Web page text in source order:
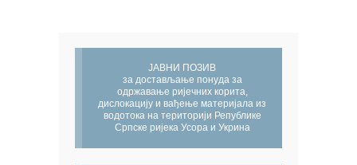
ЈАВНИ ПОЗИВ
за достављање понуда за
одржавање ријечних корита,
дислокацију и вађење материјала из
водотока на територији Републике
Српске ријека Усора и Укрина